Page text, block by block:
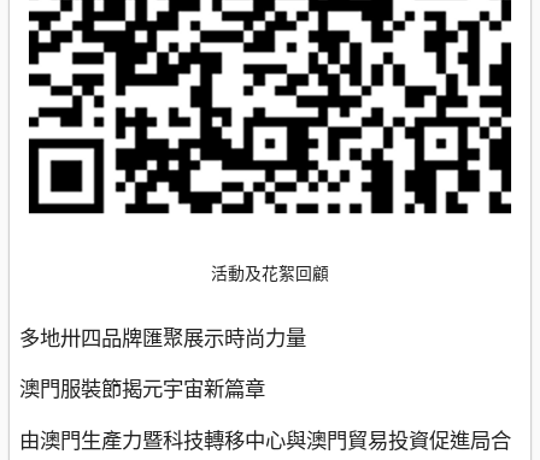
活動及花絮回顧
多地卅四品牌匯聚展示時尚力量
澳門服裝節揭元宇宙新篇章
由澳門生產力暨科技轉移中心與澳門貿易投資促進局合